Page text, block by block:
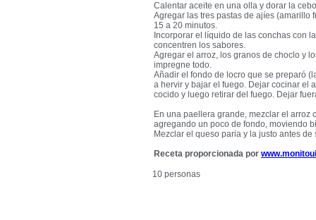
Calentar aceite en una olla y dorar la
Agregar las tres pastas de ajíes (amarillo
15 a 20 minutos.
Incorporar el líquido de las conchas con
concentren los sabores.
Agregar el arroz, los granos de choclo y
impregne todo.
Añadir el fondo de locro que se preparó
a hervir y bajar el fuego. Dejar cocinar el
cocido y luego retirar del fuego. Dejar
En una paellera grande, mezclar el arroz
agregando un poco de fondo, moviendo
Mezclar el queso paria y la justo antes de
Receta proporcionada por
10 personas